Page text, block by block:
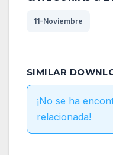
11-Noviembre
SIMILAR
¡No se ha
relacionada!